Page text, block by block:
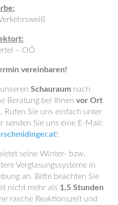
– OÖ
vereinbaren!
Schauraum nach
Beratung bei Ihnen vor Ort
Rufen Sie uns einfach unter
senden Sie uns eine E-Mail:
!
seine Winter- bzw.
Verglasungssysteme in
an. Bitte beachten Sie
nicht mehr als 1,5 Stunden
rasche Reaktionszeit und